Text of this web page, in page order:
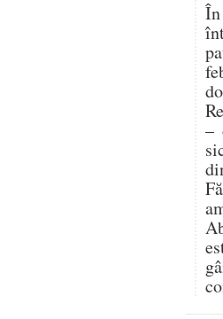
–